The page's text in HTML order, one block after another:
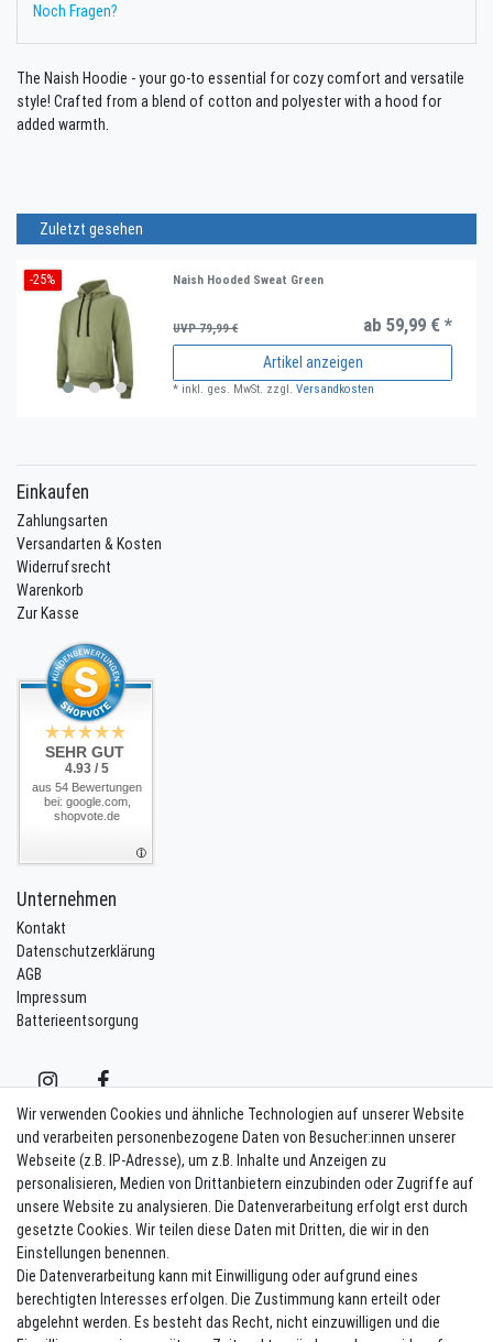
Noch Fragen?
The Naish Hoodie - your go-to essential for cozy comfort and versatile
style! Crafted from a blend of cotton and polyester with a hood for
added warmth.
Zuletzt gesehen
-25% Naish Hooded Sweat Green
UVP 79,99 € ab 59,99 € *
Artikel anzeigen
* inkl. ges. MwSt. zzgl.Versandkosten
Einkaufen
Zahlungsarten
Versandarten & Kosten
Widerrufsrecht
Warenkorb
Zur Kasse
SEHR GUT
4.93 / 5
aus 54 Bewertungen
bei: google.com,
shopvote.de
Unternehmen
Kontakt
Datenschutzerklärung
AGB
Impressum
Batterieentsorgung
Vertrag widerrufen Kontakt
Newsletter eintragen
Melde Dich an um alle Vorteile zu genießen. Plus 10 EUR Gutschein für
die Newsletteranmeldung, einlösbar ab 75 EUR Warenwert!
E-MAIL **
Newsletter
Honig
Wir verwenden Cookies und ähnliche Technologien auf unserer Website
und verarbeiten personenbezogene Daten von Besucher:innen unserer
Webseite (z.B. IP-Adresse), um z.B. Inhalte und Anzeigen zu
personalisieren, Medien von Drittanbietern einzubinden oder Zugriffe auf
unsere Website zu analysieren. Die Datenverarbeitung erfolgt erst durch
gesetzte Cookies. Wir teilen diese Daten mit Dritten, die wir in den
Einstellungen benennen.
Die Datenverarbeitung kann mit Einwilligung oder aufgrund eines
berechtigten Interesses erfolgen. Die Zustimmung kann erteilt oder
abgelehnt werden. Es besteht das Recht, nicht einzuwilligen und die